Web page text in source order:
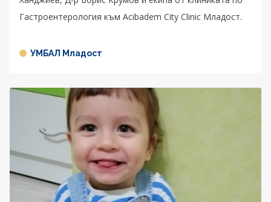
Гастроентерология към Acibadem City Clinic Младост.
УМБАЛ Младост